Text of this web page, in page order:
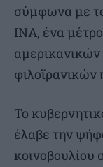
σύμφωνα με
INA, ένα
Το
έλαβε την
κοινοβουλίου